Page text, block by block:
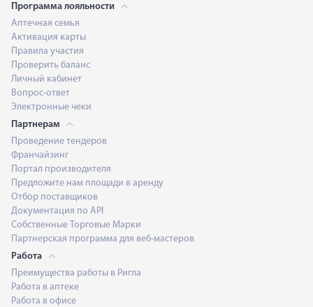
Программа лояльности
Аптечная семья
Активация карты
Правила участия
Проверить баланс
Личный кабинет
Вопрос-ответ
Электронные чеки
Партнерам
Проведение тендеров
Франчайзинг
Портал производителя
Предложите нам площади в аренду
Отбор поставщиков
Документация по API
Собственные Торговые Марки
Партнерская программа для веб-мастеров
Работа
Преимущества работы в Ригла
Работа в аптеке
Работа в офисе